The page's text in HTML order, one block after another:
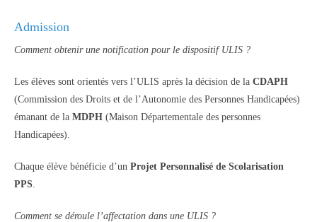
Admission
Comment obtenir une notification pour le dispositif ULIS ?
Les élèves sont orientés vers l’ULIS après la décision de la CDAPH
(Commission des Droits et de l’Autonomie des Personnes Handicapées)
émanant de la MDPH (Maison Départementale des personnes
Handicapées).
Chaque élève bénéficie d’un Projet Personnalisé de Scolarisation
PPS.
Comment se déroule l’affectation dans une ULIS ?